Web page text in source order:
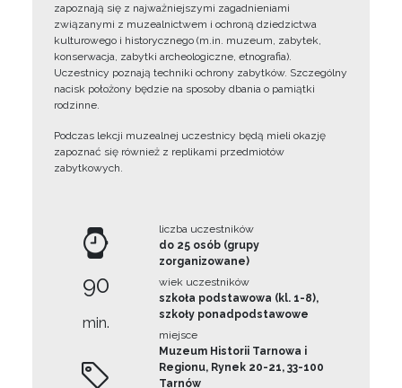
zapoznają się z najważniejszymi zagadnieniami
związanymi z muzealnictwem i ochroną dziedzictwa
kulturowego i historycznego (m.in. muzeum, zabytek,
konserwacja, zabytki archeologiczne, etnografia).
Uczestnicy poznają techniki ochrony zabytków. Szczególny
nacisk położony będzie na sposoby dbania o pamiątki
rodzinne.
Podczas lekcji muzealnej uczestnicy będą mieli okazję
zapoznać się również z replikami przedmiotów
zabytkowych.
90
min.
liczba uczestników
do 25 osób (grupy
zorganizowane)
wiek uczestników
szkoła podstawowa (kl. 1-8),
szkoły ponadpodstawowe
miejsce
Muzeum Historii Tarnowa i
Regionu, Rynek 20-21, 33-100
Tarnów